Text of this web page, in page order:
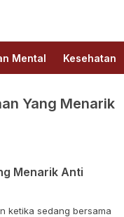
Mental Kesehatan
Yang Menarik
Menarik Anti
ketika sedang bersama